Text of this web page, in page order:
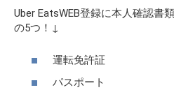
Uber EatsWEB登録に本人確認書
の5つ！↓
運転免許証
パスポート